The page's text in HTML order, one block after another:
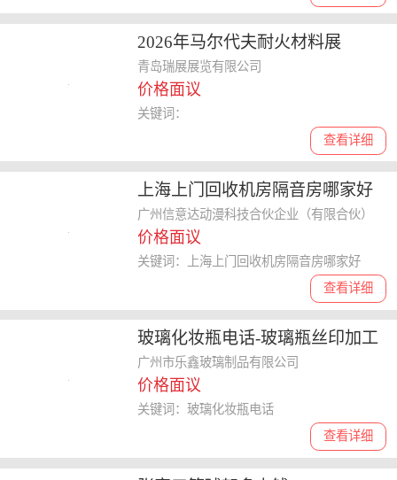
2026年马尔代夫耐火材料展
青岛瑞展展览有限公司
价格面议
查看详细
关键词：
上海上门回收机房隔音房哪家好
省时省力
广州信意达动漫科技合伙企业（有限合伙）
价格面议
查看详细
关键词：上海上门回收机房隔音房哪家好
玻璃化妆瓶电话-玻璃瓶丝印加工
厂
广州市乐鑫玻璃制品有限公司
价格面议
查看详细
关键词：玻璃化妆瓶电话